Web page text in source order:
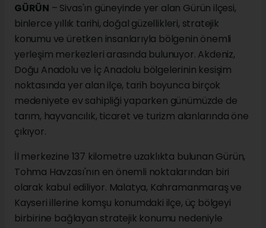
GÜRÜN – Sivas'ın güneyinde yer alan Gürün ilçesi,
binlerce yıllık tarihi, doğal güzellikleri, stratejik
konumu ve üretken insanlarıyla bölgenin önemli
yerleşim merkezleri arasında bulunuyor. Akdeniz,
Doğu Anadolu ve İç Anadolu bölgelerinin kesişim
noktasında yer alan ilçe, tarih boyunca birçok
medeniyete ev sahipliği yaparken günümüzde de
tarım, hayvancılık, ticaret ve turizm alanlarında öne
çıkıyor.
İl merkezine 137 kilometre uzaklıkta bulunan Gürün,
Tohma Havzası'nın en önemli noktalarından biri
olarak kabul ediliyor. Malatya, Kahramanmaraş ve
Kayseri illerine komşu konumdaki ilçe, üç bölgeyi
birbirine bağlayan stratejik konumu nedeniyle